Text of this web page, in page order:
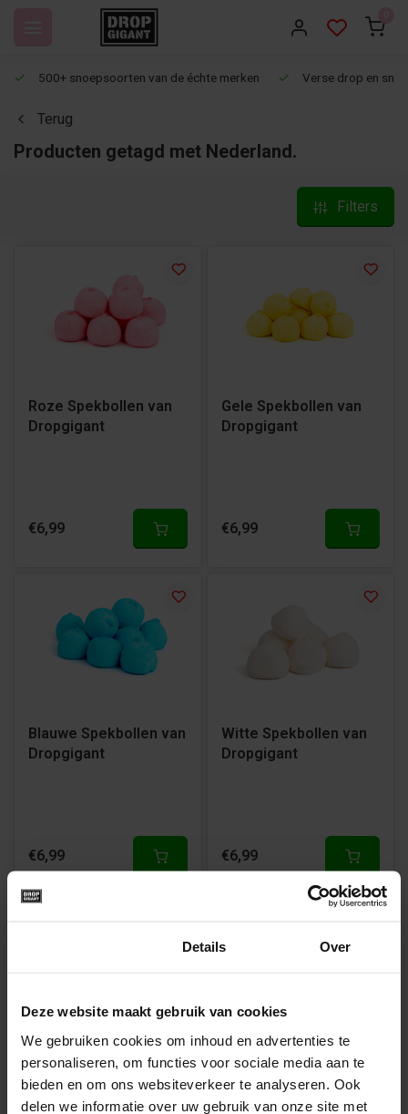
Details Over
Deze website maakt gebruik van cookies
We gebruiken cookies om inhoud en advertenties te
personaliseren, om functies voor sociale media aan te
bieden en om ons websiteverkeer te analyseren. Ook
delen we informatie over uw gebruik van onze site met
500+ snoepsoorten van de échte merken Verse drop en
Terug
Producten getagd met Nederland.
Filters
Roze Spekbollen van
Dropgigant
€6,99
Gele Spekbollen van
Dropgigant
€6,99
Blauwe Spekbollen van
Dropgigant
€6,99
Witte Spekbollen van
Dropgigant
€6,99
Groene Spekbollen
van Dropgigant
Oranje Spekbollen van
Dropgigant